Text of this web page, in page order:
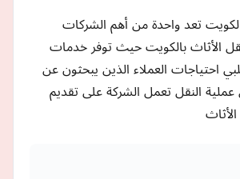
تعد واحدة من أهم الشركات
الأثاث بالكويت حيث توفر خدمات
احتياجات العملاء الذين يبحثون عن
عملية النقل تعمل الشركة على تقديم